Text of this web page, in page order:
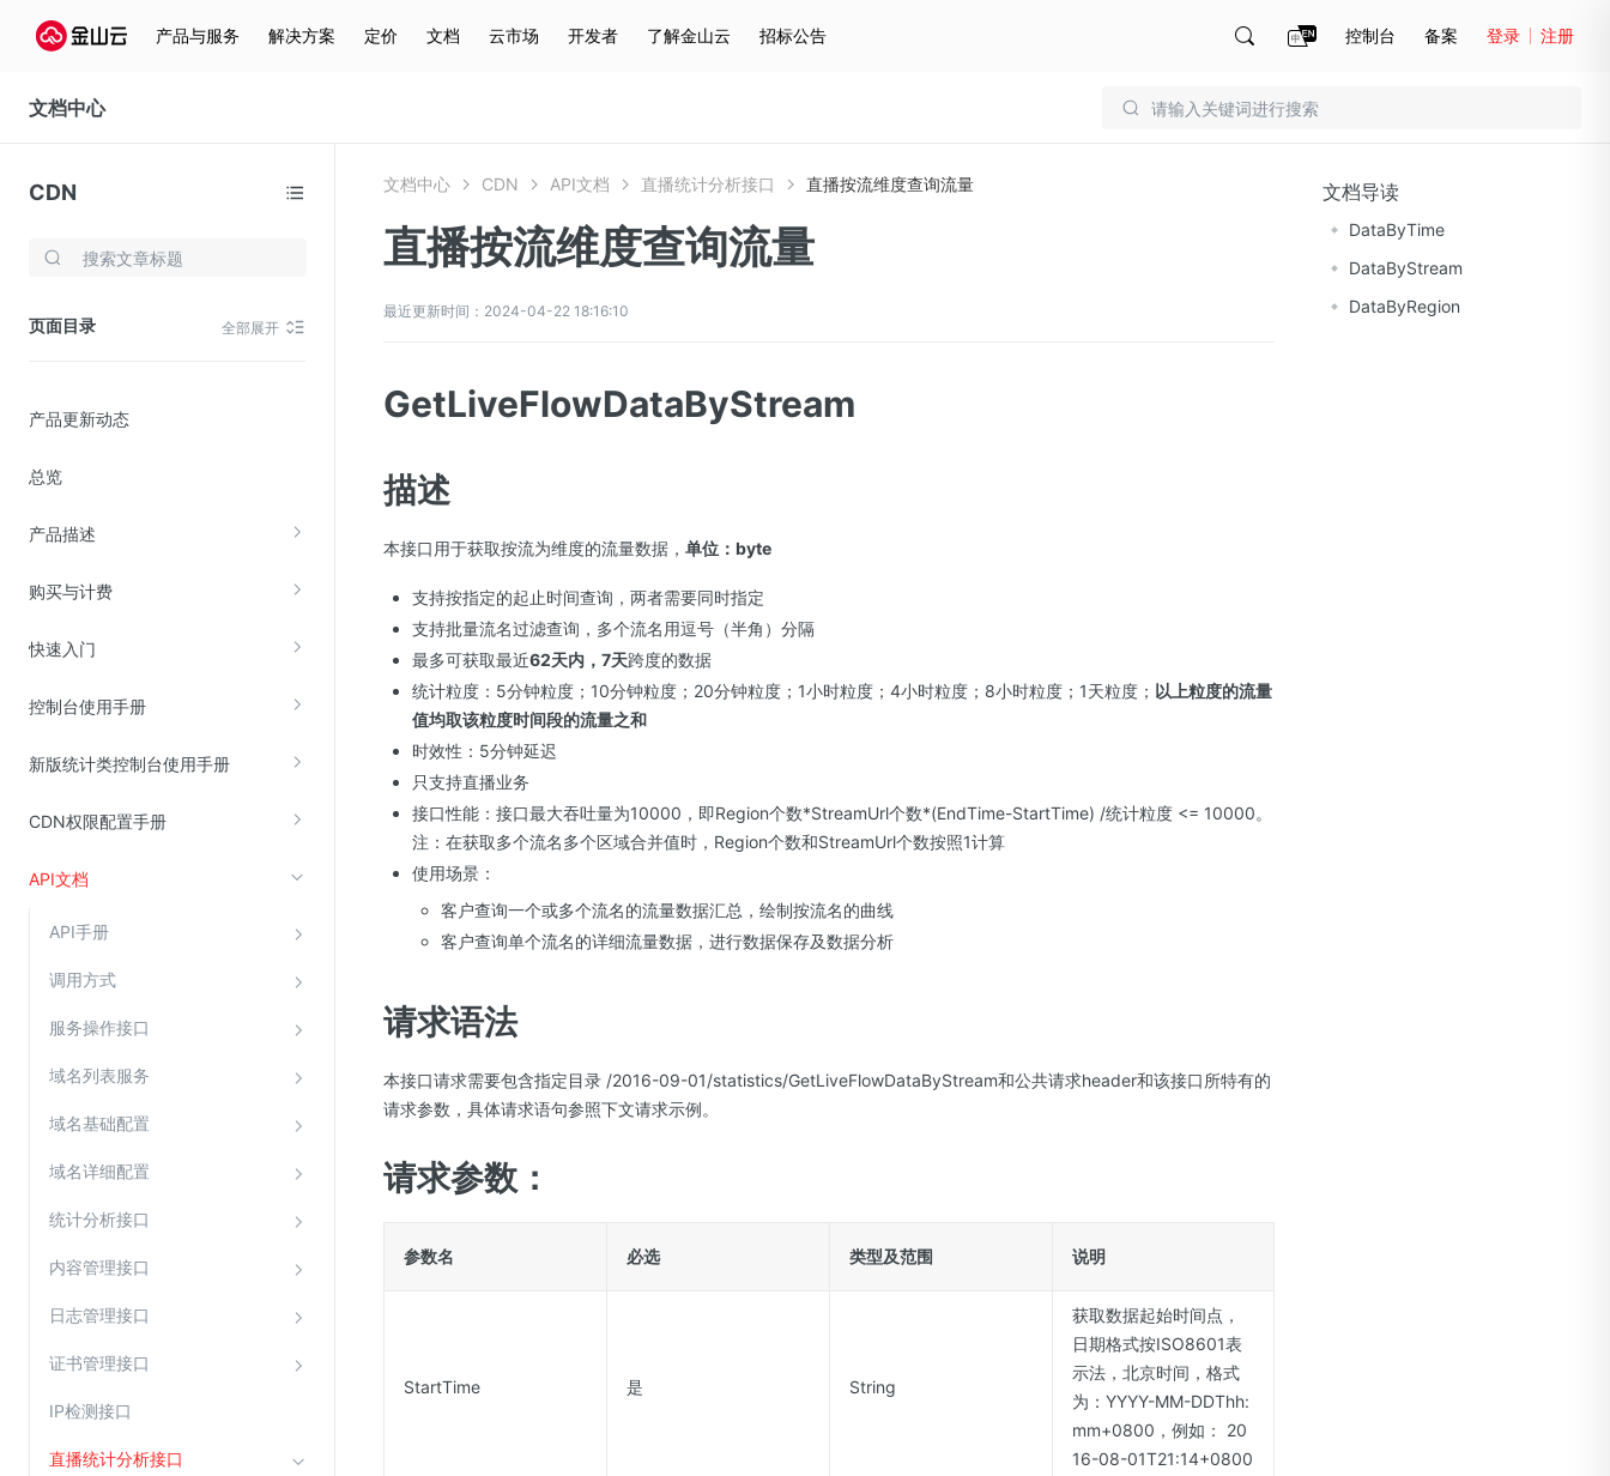
产品与服务 解决方案 定价 文档 云市场 开发者 了解金山云 招标公告 控制台 备案 登录 注册
文档中心
CDN
页面目录 全部展开
产品更新动态
总览
产品描述
购买与计费
快速入门
控制台使用手册
新版统计类控制台使用手册
CDN权限配置手册
API文档
API手册
调用方式
服务操作接口
域名列表服务
域名基础配置
域名详细配置
统计分析接口
内容管理接口
日志管理接口
证书管理接口
IP检测接口
直播统计分析接口
存储与云分发
云硬盘(EBS)
在线迁移服务
视频云服务
云直播(KLS)
边缘节点计算
金山云云防火墙
云堡垒机
高防IP(KAD)
DDoS原生高防
密钥管理服务
SSL证书管理
云安全中心
合规性
资质认证
文档中心 CDN API文档 直播统计分析接口 直播按流维度查询流量
直播按流维度查询流量
最近更新时间：2024-04-22 18:16:10
GetLiveFlowDataByStream
描述
本接口用于获取按流为维度的流量数据， 单位：byte
支持按指定的起止时间查询，两者需要同时指定
支持批量流名过滤查询，多个流名用逗号（半角）分隔
最多可获取最近62天内，7天跨度的数据
统计粒度：5分钟粒度；10分钟粒度；20分钟粒度；1小时粒度；4小时粒度；8小时粒度；1天粒度； 以上粒度的流量
值均取该粒度时间段的流量之和
时效性：5分钟延迟
只支持直播业务
接口性能：接口最大吞吐量为10000，即Region个数*StreamUrl个数*(EndTime-StartTime) /统计粒度 <= 10000。
注：在获取多个流名多个区域合并值时，Region个数和StreamUrl个数按照1计算
使用场景：
客户查询一个或多个流名的流量数据汇总，绘制按流名的曲线
客户查询单个流名的详细流量数据，进行数据保存及数据分析
请求语法
本接口请求需要包含指定目录 /2016-09-01/statistics/GetLiveFlowDataByStream和公共请求header和该接口所特有的
请求参数，具体请求语句参照下文请求示例。
请求参数：
参数名 必选 类型及范围 说明
StartTime 是 String
获取数据起始时间点，
日期格式按ISO8601表
示法，北京时间，格式
为：YYYY-MM-DDThh:
mm+0800，例如： 20
16-08-01T21:14+0800
文档导读
DataByTime
DataByStream
DataByRegion